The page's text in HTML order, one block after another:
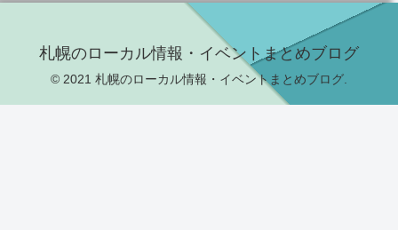
札幌のローカル情報・イベントまとめブログ
© 2021 札幌のローカル情報・イベントまとめブログ.